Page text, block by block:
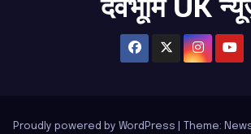
Proudly powered by WordPress Theme: